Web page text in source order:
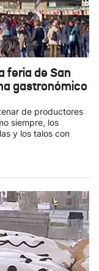
feria de San
gastronómico
de productores
siempre, los
y los talos con